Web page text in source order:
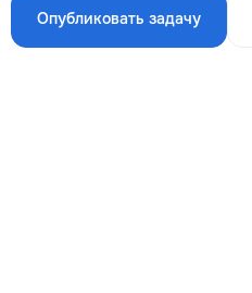
Опубликовать задачу